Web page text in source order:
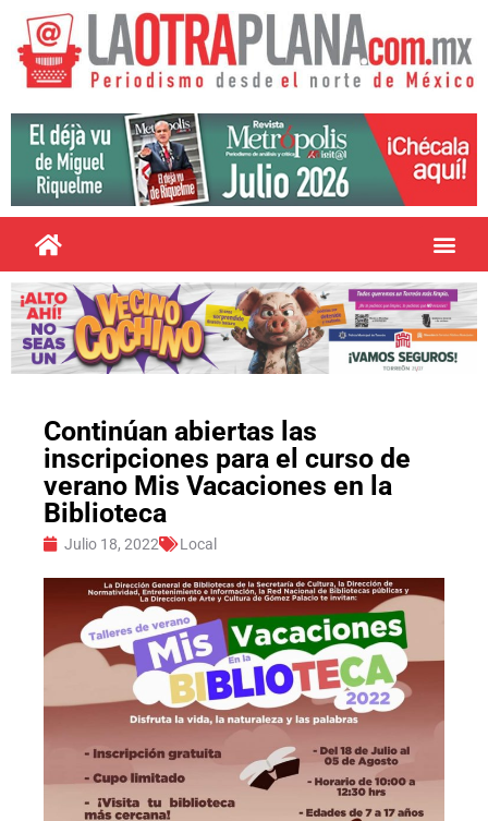
Continúan abiertas las
inscripciones para el curso de
verano Mis Vacaciones en la
Biblioteca
Julio 18, 2022 Local